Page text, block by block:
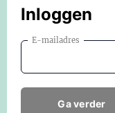
Inloggen
E-mailadres
Ga verder